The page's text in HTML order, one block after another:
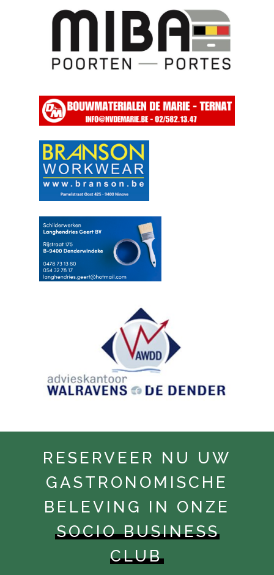
RESERVEER NU UW
GASTRONOMISCHE
BELEVING IN ONZE
SOCIO BUSINESS
CLUB